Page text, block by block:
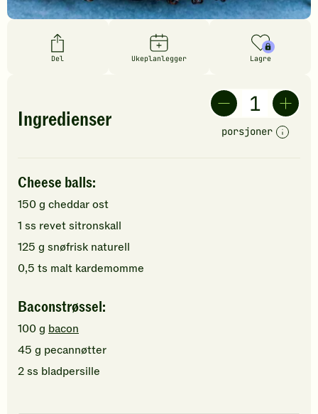
Del Ukeplanlegger Lagre
Ingredienser porsjoner
Cheese balls:
150g cheddar ost
1 ss revet sitronskall
125 g snøfrisk naturell
0,5 ts malt kardemomme
Baconstrøssel:
100g bacon
45 g pecannøtter
2ss bladpersille